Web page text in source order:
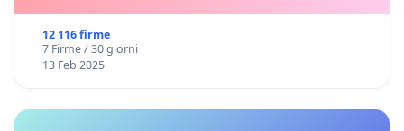
12 116 firme
7 Firme / 30 giorni
13 Feb 2025